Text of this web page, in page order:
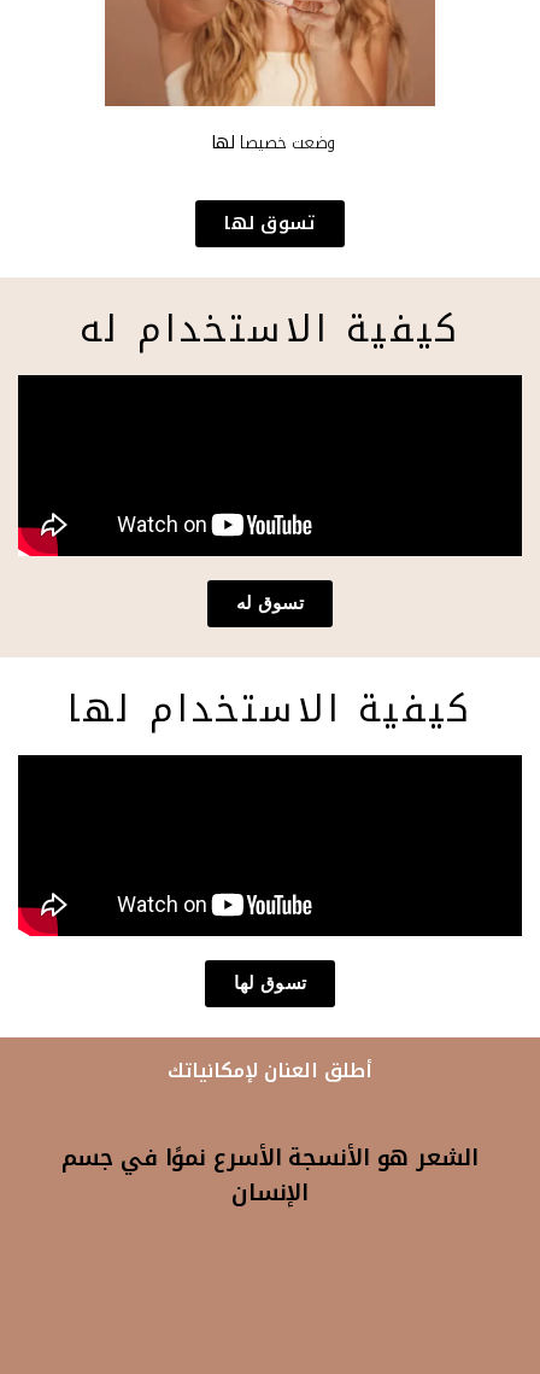
وضعت خصيصا لها
تسوق لها
كيفية الاستخدام له
تسوق له
كيفية الاستخدام لها
تسوق لها
أطلق العنان لإمكانياتك
الشعر هو الأنسجة الأسرع نموًا في جسم
الإنسان